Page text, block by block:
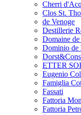
Cherri
Clos St.
de Venoge
Destillerie
Domaine
Dominio de
ETTER
Eugenio
Famiglia
Fassati
Fattoria
Fattoria